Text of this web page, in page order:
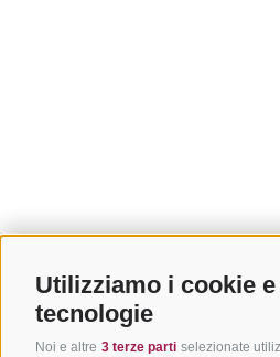
Utilizziamo i cookie
tecnologie
Noi e altre 3 terze parti selezionate